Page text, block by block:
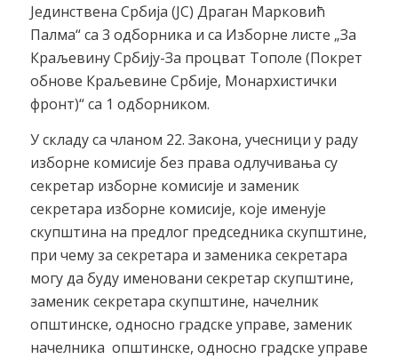
Јединствена Србија (ЈС) Драган Марковић
Палма“ са 3 одборника и са Изборне листе „За
Краљевину Србију-За процват Тополе (Покрет
обнове Краљевине Србије, Монархистички
фронт)“ са 1 одборником.
У складу са чланом 22. Закона, учесници у раду
изборне комисије без права одлучивања су
секретар изборне комисије и заменик
секретара изборне комисије, које именује
скупштина на предлог председника скупштине,
при чему за секретара и заменика секретара
могу да буду именовани секретар скупштине,
заменик секретара скупштине, начелник
општинске, односно градске управе, заменик
начелника општинске, односно градске управе